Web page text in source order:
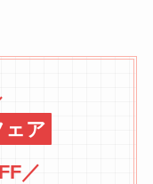
ェア
／